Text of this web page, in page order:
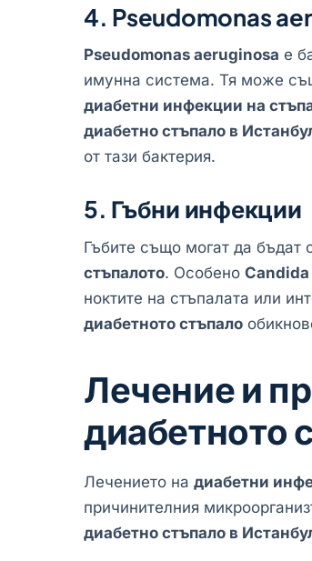
4. Pseudomonas
Pseudomonas aeruginosa е
имунна система. Тя може
диабетни инфекции на
диабетно стъпало в
от тази бактерия.
5. Гъбни инфекции
Гъбите също могат да бъдат
стъпалото. Особено
ноктите на стъпалата или
диабетното стъпало
Лечение и
диабетното
Лечението на диабетни
причинителния
диабетно стъпало в